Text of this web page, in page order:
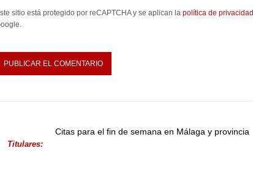
sitio está protegido por reCAPTCHA y se aplican lapolítica de privacidad
Titulares:
Citas para el fin de semana en Málaga y provincia